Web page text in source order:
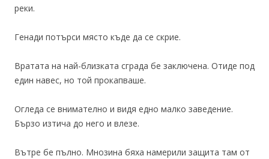
реки.
Генади потърси място къде да се скрие.
Вратата на най-близката сграда бе заключена. Отиде под
един навес, но той прокапваше.
Огледа се внимателно и видя едно малко заведение.
Бързо изтича до него и влезе.
Вътре бе пълно. Мнозина бяха намерили защита там от